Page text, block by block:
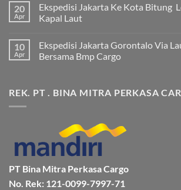
komentar
pada
Ekspedisi
Murah
dan
Terpercaya
Jakarta
ke
20
Apr
Ekspedisi Jakarta Ke Kota Bitung
Kapal Laut
komentar
pada
Ekspedisi
Bitung
Lebih
10
Apr
Ekspedisi Jakarta Gorontalo Via
Bersama Bmp Cargo
pada
Ekspedisi
&
Aman
Bersama
Bmp
Cargo
REK. PT . BINA MITRA PERKASA
PT Bina Mitra Perkasa Cargo
No. Rek: 121-0099-7997-71